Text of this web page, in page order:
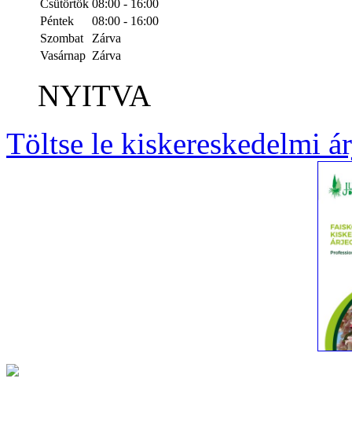
Csütörtök 08:00 - 16:00
Péntek
08:00 - 16:00
Szombat
Zárva
Vasárnap Zárva
NYITVA
Töltse le kiskereskedelmi